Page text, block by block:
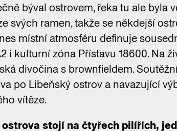
býval ostrovem, řeka tu ale byla
svých ramen, takže se někdejší
místní atmosféru definuje
i kulturní zóna Přístavu 18600. Na
divočina s brownfieldem.
po Libeňský ostrov a navazující
vítěze.
stojí na čtyřech pilířích,